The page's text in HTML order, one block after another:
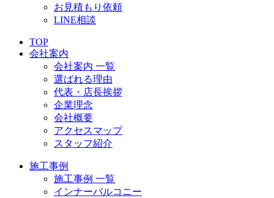
お見積もり依頼
LINE相談
TOP
会社案内
会社案内 一覧
選ばれる理由
代表・店長挨拶
企業理念
会社概要
アクセスマップ
スタッフ紹介
施工事例
施工事例 一覧
インナーバルコニー